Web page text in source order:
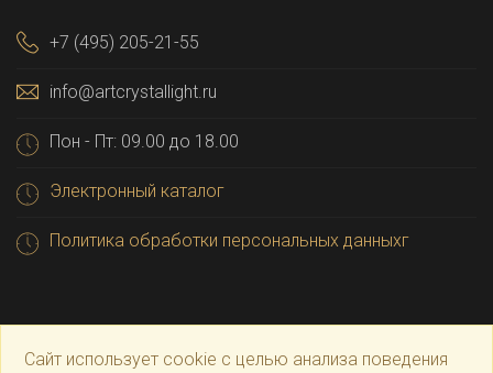
+7 (495) 205-21-55
info@artcrystallight.ru
Пон - Пт: 09.00 до 18.00
Электронный каталог
Политика обработки персональных данныхг
Сайт использует cookie с целью анализа поведения